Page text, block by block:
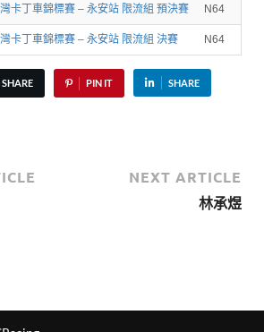
卡丁車錦標賽 – 永安站 限流組 預決賽 N64
卡丁車錦標賽 – 永安站 限流組 決賽 N64
SHARE PIN IT SHARE
NEXT ARTICLE
林承煜